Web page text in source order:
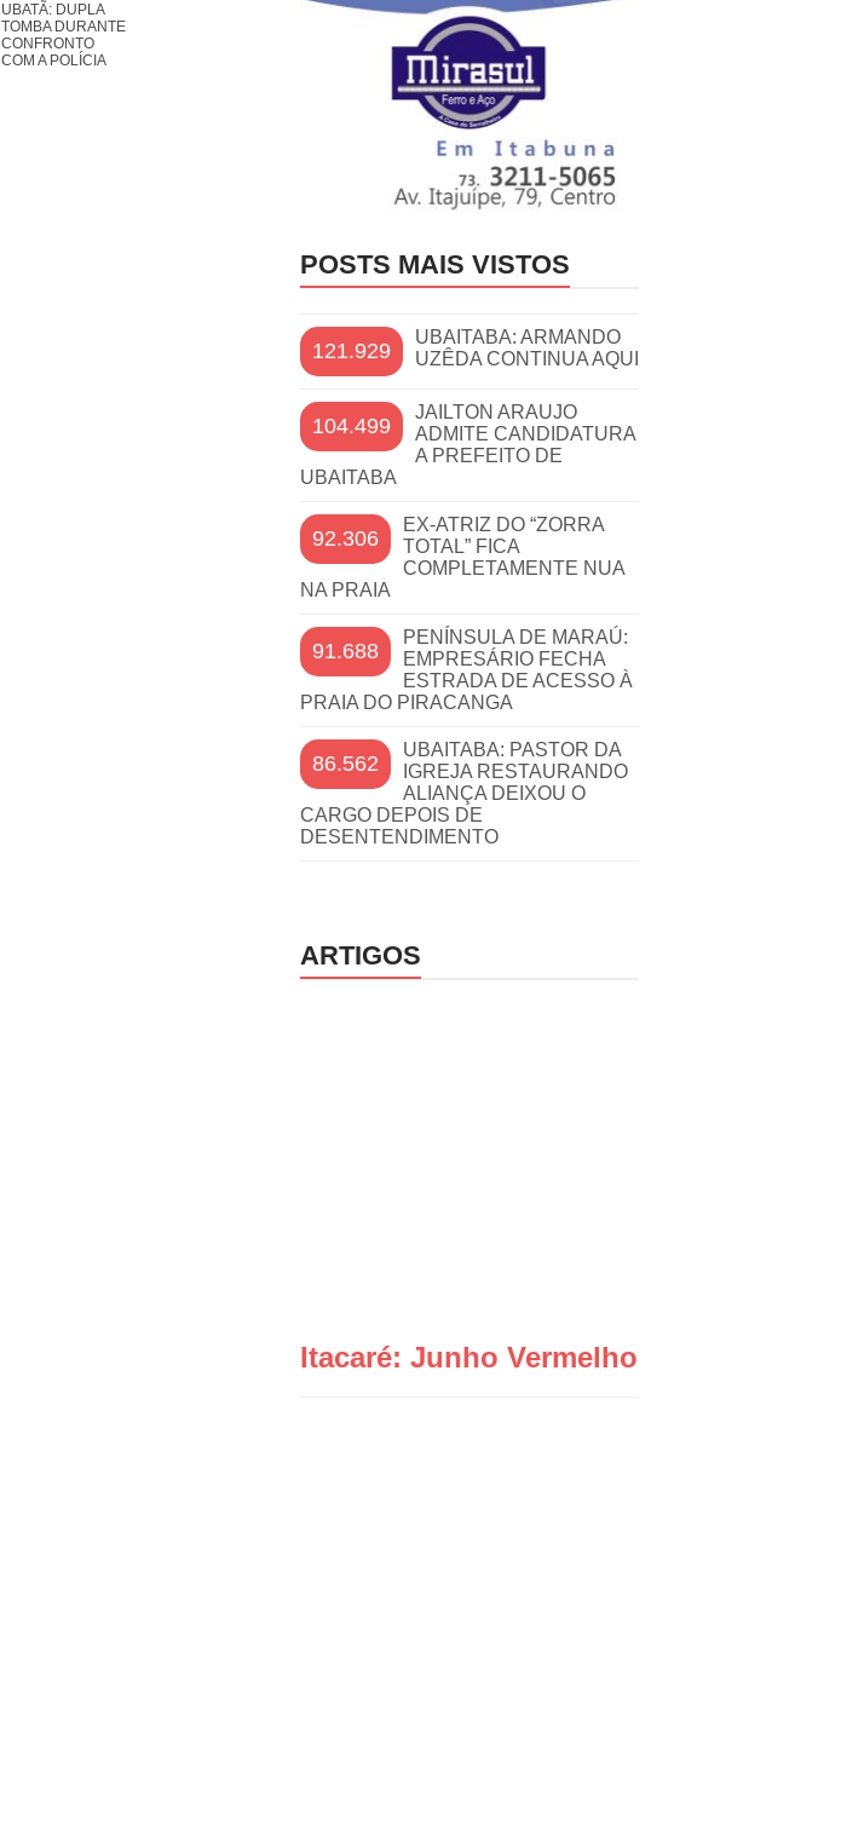
UBATÃ: DUPLA
TOMBA DURANTE
CONFRONTO
COM A POLÍCIA
POSTS MAIS VISTOS
121.929
UBAITABA: ARMANDO
UZÊDA CONTINUA AQUI
104.499
JAILTON ARAUJO
ADMITE CANDIDATURA
A PREFEITO DE
UBAITABA
92.306
EX-ATRIZ DO “ZORRA
TOTAL” FICA
COMPLETAMENTE NUA
NA PRAIA
91.688
PENÍNSULA DE MARAÚ:
EMPRESÁRIO FECHA
ESTRADA DE ACESSO À
PRAIA DO PIRACANGA
86.562
UBAITABA: PASTOR DA
IGREJA RESTAURANDO
ALIANÇA DEIXOU O
CARGO DEPOIS DE
DESENTENDIMENTO
ARTIGOS
Itacaré: Junho Vermelho